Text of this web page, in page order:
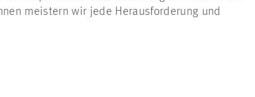
meistern wir jede Herausforderung und